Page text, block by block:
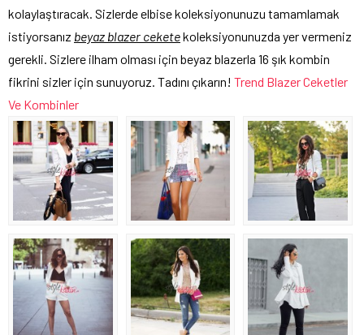
kolaylaştıracak. Sizlerde elbise koleksiyonunuzu tamamlamak
istiyorsanız beyaz blazer ceketekoleksiyonunuzda yer vermeniz
gerekli. Sizlere ilham olması için beyaz blazerla 16 şık kombin
fikrini sizler için sunuyoruz. Tadını çıkarın! Trend Blazer Ceketler
Ve Kombinler